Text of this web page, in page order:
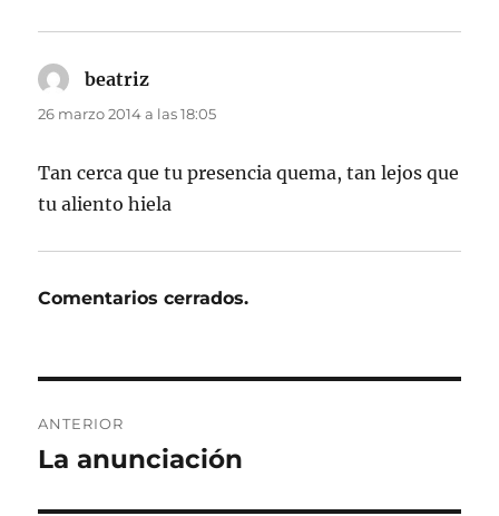
beatriz
26 marzo 2014 a las 18:05
Tan cerca que tu presencia quema, tan lejos que
tu aliento hiela
Comentarios cerrados.
de
ANTERIOR
Entrada
La anunciación